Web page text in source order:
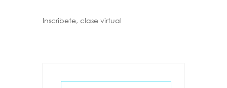
Inscribete, clase virtual